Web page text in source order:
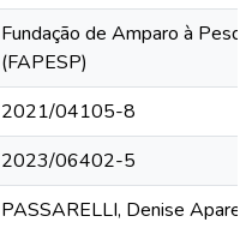
Fundação de Amparo à
(FAPESP)
2021/04105-8
2023/06402-5
PASSARELLI, Denise